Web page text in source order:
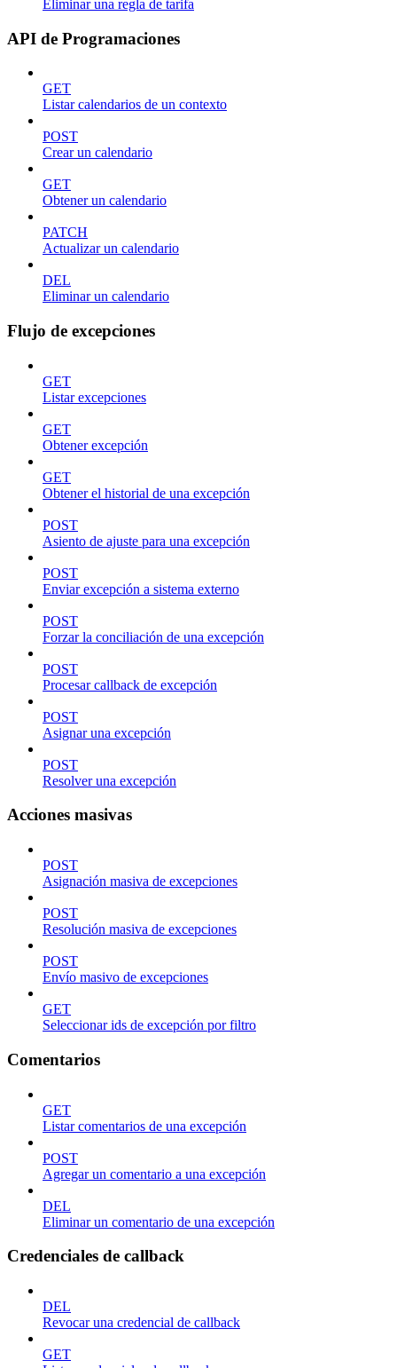
Eliminar una regla de tarifa
API de Programaciones
GET
Listar calendarios de un contexto
POST
Crear un calendario
GET
Obtener un calendario
PATCH
Actualizar un calendario
DEL
Eliminar un calendario
Flujo de excepciones
GET
Listar excepciones
GET
Obtener excepción
GET
Obtener el historial de una excepción
POST
Asiento de ajuste para una excepción
POST
Enviar excepción a sistema externo
POST
Forzar la conciliación de una excepción
POST
Procesar callback de excepción
POST
Asignar una excepción
POST
Resolver una excepción
Acciones masivas
POST
Asignación masiva de excepciones
POST
Resolución masiva de excepciones
POST
Envío masivo de excepciones
GET
Seleccionar ids de excepción por filtro
Comentarios
GET
Listar comentarios de una excepción
POST
Agregar un comentario a una excepción
DEL
Eliminar un comentario de una excepción
Credenciales de callback
DEL
Revocar una credencial de callback
GET